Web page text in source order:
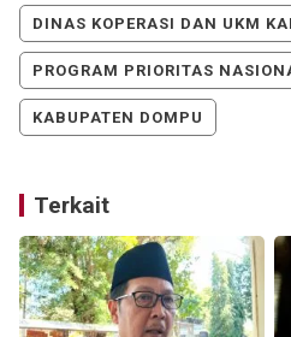
DINAS KOPERASI DAN UKM
PROGRAM PRIORITAS
KABUPATEN DOMPU
Terkait